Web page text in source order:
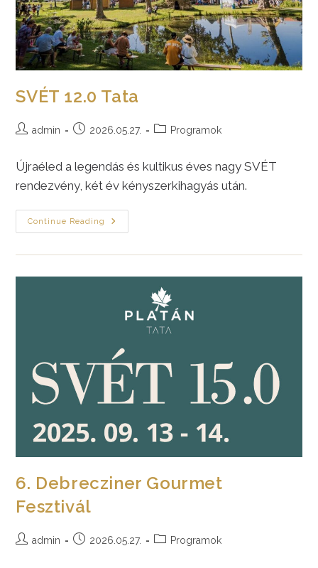
SVÉT 12.0 Tata
Postadmin
Post2026.05.27.
PostProgramok
Újraéled a legendás és kultikus éves nagy SVÉT
rendezvény, két év kényszerkihagyás után.
Continue Reading
SVÉT
12.0
6. Debrecziner Gourmet
Fesztivál
Postadmin
Post2026.05.27.
PostProgramok